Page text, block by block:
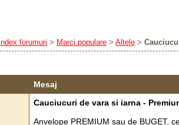
Index forumuri > Marci populare > Altele >
Mesaj
Cauciucuri de vara si iarna -
Anvelope PREMIUM sau de BUGET,